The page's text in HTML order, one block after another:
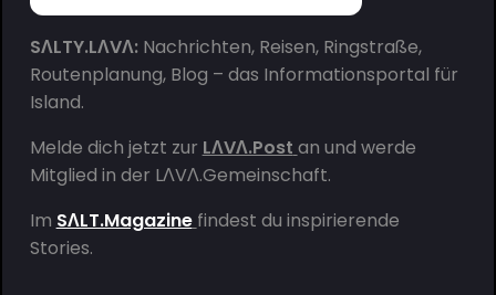
SΛLTY.LΛVΛ:Nachrichten, Reisen, Ringstraße,
Routenplanung, Blog – das Informationsportal für
Island.
Melde dich jetzt zur LΛVΛ.Post an und werde
Mitglied in der LΛVΛ.Gemeinschaft.
Im SΛLT.Magazine findest du inspirierende
Stories.